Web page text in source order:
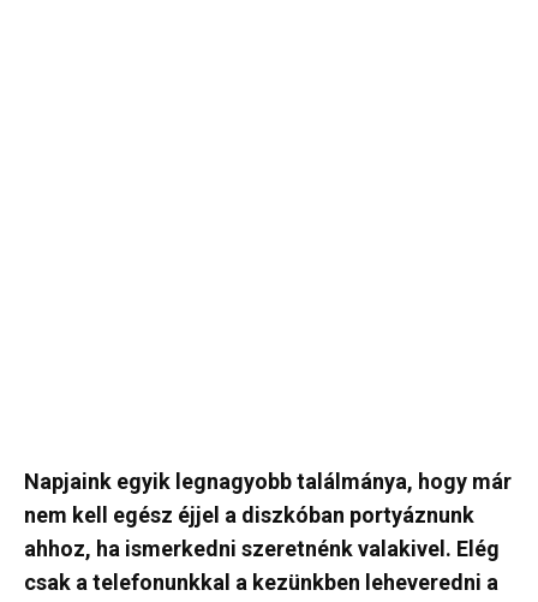
Napjaink egyik legnagyobb találmánya, hogy már
nem kell egész éjjel a diszkóban portyáznunk
ahhoz, ha ismerkedni szeretnénk valakivel. Elég
csak a telefonunkkal a kezünkben leheveredni a